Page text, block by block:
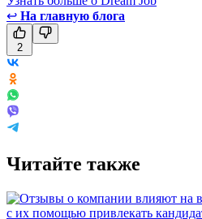
↩ На главную блога
2
Читайте также